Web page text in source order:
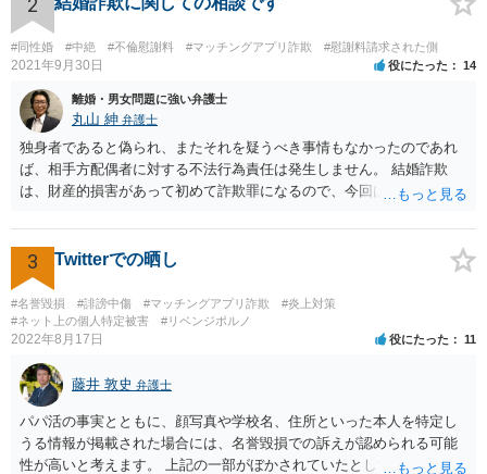
#同性婚 #中絶 #不倫慰謝料 #マッチングアプリ詐欺 #慰謝料請求された側
2021年9月30日 役にたった 14
離婚・男女問題に強い弁護士
丸山 紳 弁護士
独身者であると偽られ、またそれを疑うべき事情もなかったのであれ
ば、相手方配偶者に対する不法行為責任は発生しません。 結婚詐欺
は、財産的損害があって初めて詐欺罪になるので、今回は該当しませ
であることを知っていれば交際しなかったといえる場合に、慰謝料請
求が可能です。 LINEなどで、結婚を当然の前提にした関係だったこと
を立証できる場合は、請求は可能と考えます。
3 Twitterでの晒し
#名誉毀損 #誹謗中傷 #マッチングアプリ詐欺
#炎上対策
#ネット上の個人特定被害
#リベンジポルノ
2022年8月17日 役にたった 11
藤井 敦史 弁護士
パパ活の事実とともに、顔写真や学校名、住所といった本人を特定し
うる情報が掲載された場合には、名誉毀損での訴えが認められる可能
性が高いと考えます。 上記の一部がぼかされていたとしても、その全